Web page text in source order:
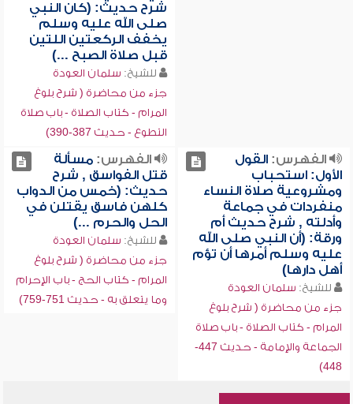
شرح حديث: (كان النبي
صلى الله عليه وسلم
يخفف الركعتين اللتين
قبل صلاة الصبح ...)
للشيخ: سلمان العودة
جزء من محاضرة ( شرح بلوغ
المرام - كتاب الصلاة - باب صلاة
التطوع - حديث 387-390)
الفهرس:القول
الأول: استحباب
ومشروعية صلاة النساء
منفردات في جماعة
وأدلته , شرح حديث أم
ورقة: (أن النبي صلى الله
عليه وسلم أمرها أن تؤم
أهل دارها)
للشيخ: سلمان العودة
جزء من محاضرة ( شرح بلوغ
المرام - كتاب الصلاة - باب صلاة
الجماعة والإمامة - حديث 447-
448)
الفهرس:مسألة
قتل الفواسق , شرح
حديث: (خمس من الدواب
كلهن فاسق يقتلن في
الحل والحرم ...)
للشيخ: سلمان العودة
جزء من محاضرة ( شرح بلوغ
المرام - كتاب الحج - باب الإحرام
وما يتعلق به - حديث 751-759)